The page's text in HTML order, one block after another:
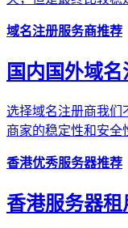
域名注册服务商推荐
国内国外域
选择域名注册商我们
商家的稳定性和安全
香港优秀服务器推荐
香港服务器租